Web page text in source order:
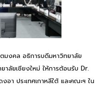
งคล อธิการบดีมหาวิทยาลัย
ลัยเชียงใหม่ ให้การต้อนรับ Dr.
า ประเทศเกาหลีใต้ และคณะฯ ใน